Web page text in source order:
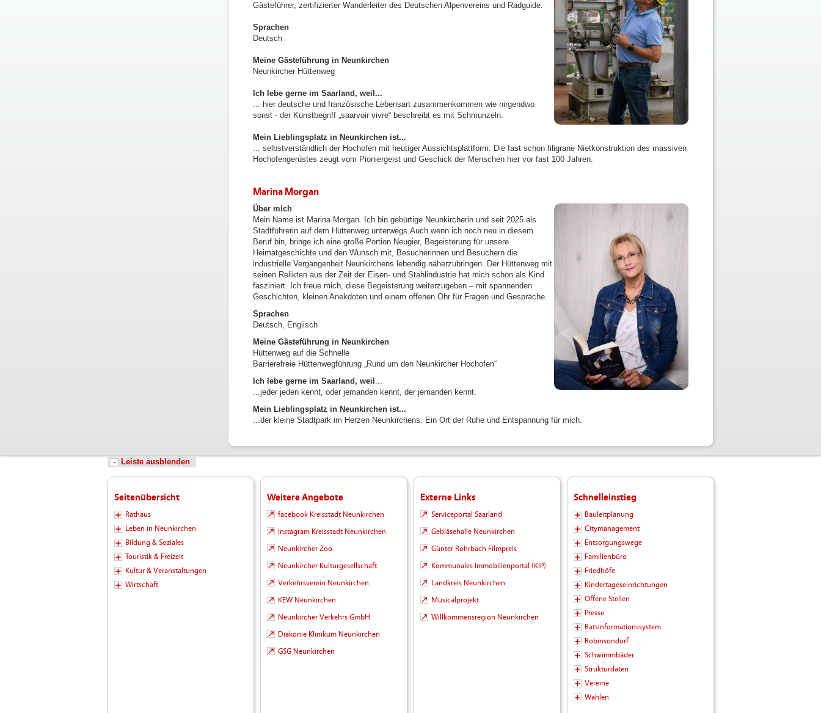
Gästeführer, zertifizierter Wanderleiter des Deutschen Alpenvereins und Radguide.
Sprachen
Deutsch
Meine Gästeführung in Neunkirchen
Neunkircher Hüttenweg
Ich lebe gerne im Saarland, weil...
... hier deutsche und französische Lebensart zusammenkommen wie nirgendwo
sonst - der Kunstbegriff „saarvoir vivre“ beschreibt es mit Schmunzeln.
Mein Lieblingsplatz in Neunkirchen ist...
... selbstverständlich der Hochofen mit heutiger Aussichtsplattform. Die fast schon filigrane Nietkonstruktion des massiven
Hochofengerüstes zeugt vom Pioniergeist und Geschick der Menschen hier vor fast 100 Jahren.
Marina Morgan
Über mich
Mein Name ist Marina Morgan. Ich bin gebürtige Neunkircherin und seit 2025 als
Stadtführerin auf dem Hüttenweg unterwegs.Auch wenn ich noch neu in diesem
Beruf bin, bringe ich eine große Portion Neugier, Begeisterung für unsere
Heimatgeschichte und den Wunsch mit, Besucherinnen und Besuchern die
industrielle Vergangenheit Neunkirchens lebendig näherzubringen. Der Hüttenweg mit
seinen Relikten aus der Zeit der Eisen- und Stahlindustrie hat mich schon als Kind
fasziniert. Ich freue mich, diese Begeisterung weiterzugeben – mit spannenden
Geschichten, kleinen Anekdoten und einem offenen Ohr für Fragen und Gespräche.
Sprachen
Deutsch, Englisch
Meine Gästeführung in Neunkirchen
Hüttenweg auf die Schnelle
Barrierefreie Hüttenwegführung „Rund um den Neunkircher Hochofen“
Ich lebe gerne im Saarland, weil ...
...jeder jeden kennt, oder jemanden kennt, der jemanden kennt.
Mein Lieblingsplatz in Neunkirchen ist...
...der kleine Stadtpark im Herzen Neunkirchens. Ein Ort der Ruhe und Entspannung für mich.
Leiste ausblenden
Seitenübersicht
Rathaus
Leben in Neunkirchen
Bildung & Soziales
Touristik & Freizeit
Kultur & Veranstaltungen
Wirtschaft
Weitere Angebote
facebook Kreisstadt Neunkirchen
Instagram Kreisstadt Neunkirchen
Neunkircher Zoo
Neunkircher Kulturgesellschaft
Verkehrsverein Neunkirchen
KEW Neunkirchen
Neunkircher Verkehrs GmbH
Diakonie Klinikum Neunkirchen
GSG Neunkirchen
Externe Links
Serviceportal Saarland
Gebläsehalle Neunkirchen
Günter Rohrbach Filmpreis
Kommunales Immobilienportal (KIP)
Landkreis Neunkirchen
Musicalprojekt
Willkommensregion Neunkirchen
Schnelleinstieg
Bauleitplanung
Citymanagement
Entsorgungswege
Familienbüro
Friedhöfe
Kindertageseinrichtungen
Offene Stellen
Presse
Ratsinformationssystem
Robinsondorf
Schwimmbäder
Strukturdaten
Vereine
Wahlen